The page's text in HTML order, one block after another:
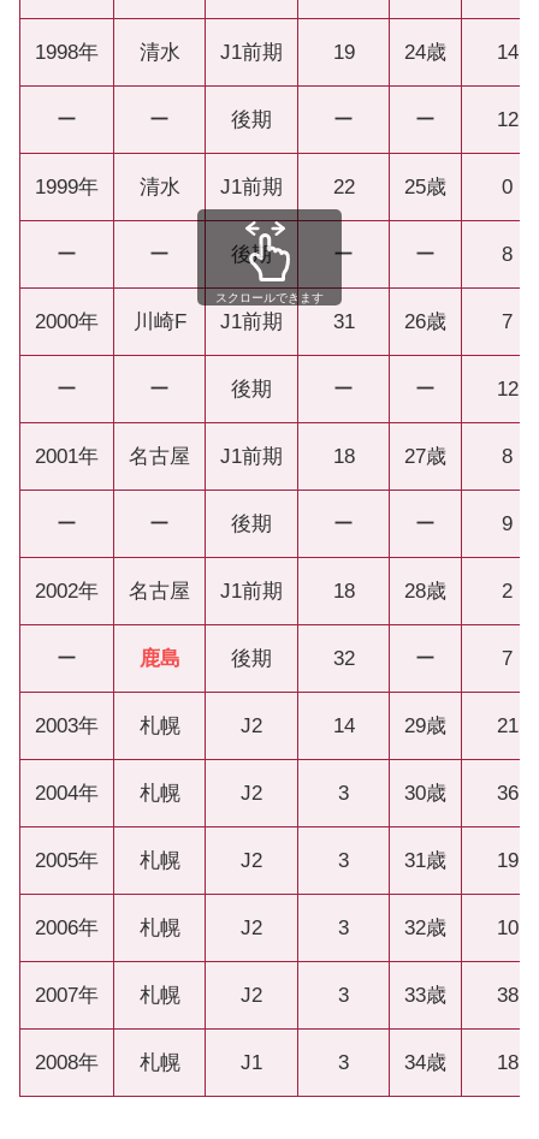
1998年 清水 J1前期 19 24歳 14
ー ー 後期 ー ー 12
1999年 清水 J1前期 22 25歳 0
ー ー 後期 ー ー 8
2000年 川崎F J1前期 31 26歳 7
ー ー 後期 ー ー 12
2001年 名古屋 J1前期 18 27歳 8
ー ー 後期 ー ー 9
2002年 名古屋 J1前期 18 28歳 2
ー 鹿島 後期 32 ー 7
2003年 札幌 J2 14 29歳 21
2004年 札幌 J2 3 30歳 36
2005年 札幌 J2 3 31歳 19
2006年 札幌 J2 3 32歳 10
2007年 札幌 J2 3 33歳 38
2008年 札幌 J1 3 34歳 18
スクロールできます